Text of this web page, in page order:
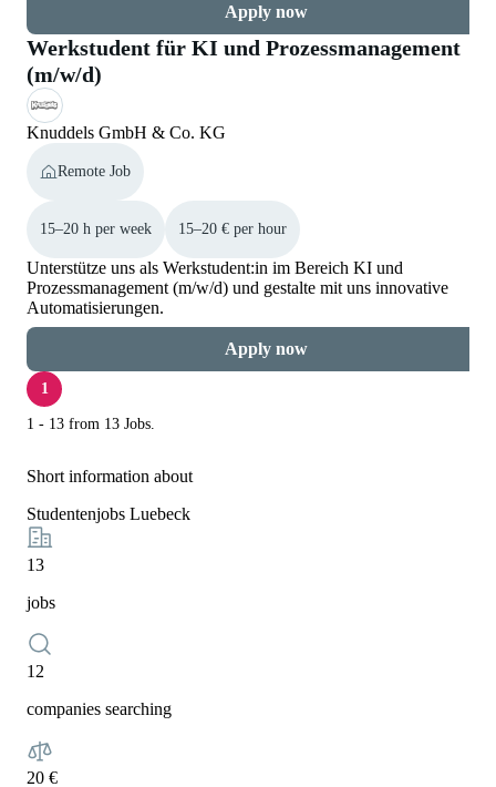
Apply now
Werkstudent für KI und Prozessmanagement
(m/w/d)
Knuddels GmbH & Co. KG
Remote Job
15–20 h per week 15–20 € per hour
Unterstütze uns als Werkstudent:in im Bereich KI und
Prozessmanagement (m/w/d) und gestalte mit uns innovative
Automatisierungen.
Apply now
1
1 - 13 from 13 Jobs.
Short information about
Studentenjobs Luebeck
13
jobs
12
companies searching
20 €